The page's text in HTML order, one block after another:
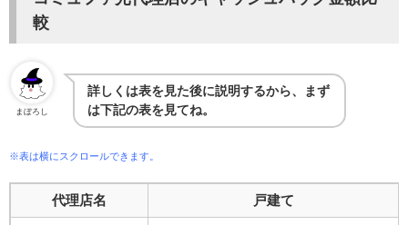
較
まぼろし
詳しくは表を見た後に説明するから、まず
は下記の表を見てね。
※表は横にスクロールできます。
代理店名 戸建て